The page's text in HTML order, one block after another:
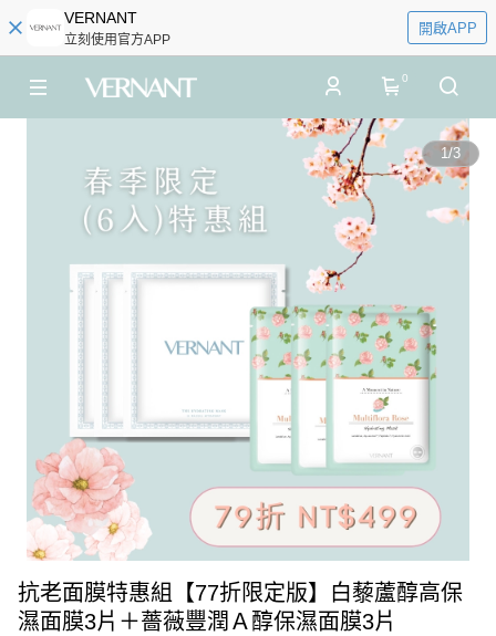
VERNANT
立刻使用官方APP
開啟APP
0
1/3
抗老面膜特惠組【77折限定版】白藜蘆醇高保
濕面膜3片＋薔薇豐潤Ａ醇保濕面膜3片